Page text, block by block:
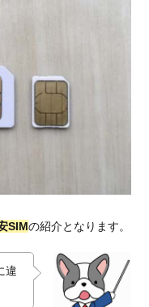
SIMの紹介となります。
違